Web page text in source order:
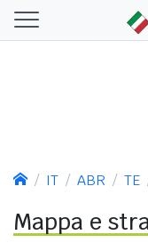
IT ABR TE
Mappa e